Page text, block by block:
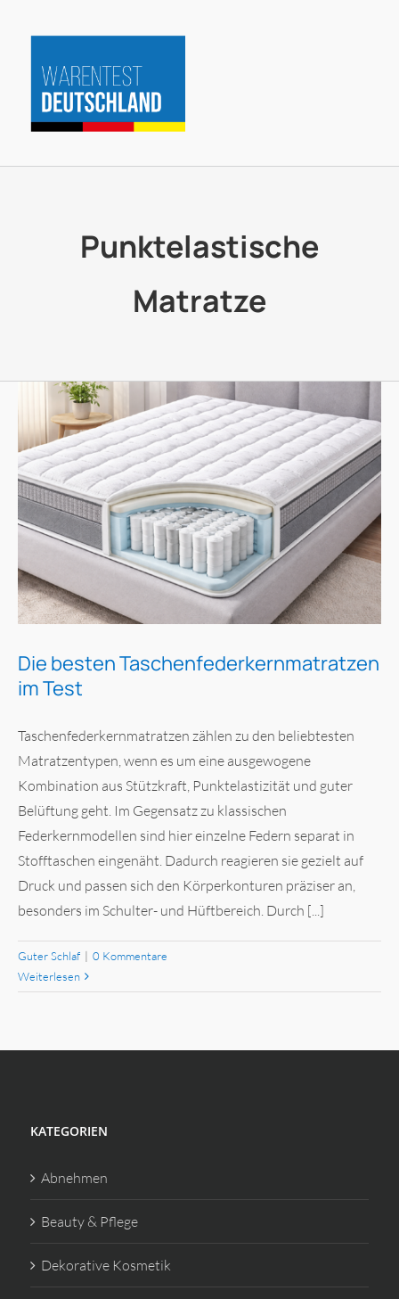
Inhalt
springen
Punktelastische
Matratze
Die besten Taschenfederkernmatratzen
im Test
Taschenfederkernmatratzen zählen zu den beliebtesten
Matratzentypen, wenn es um eine ausgewogene
Kombination aus Stützkraft, Punktelastizität und guter
Belüftung geht. Im Gegensatz zu klassischen
Federkernmodellen sind hier einzelne Federn separat in
Stofftaschen eingenäht. Dadurch reagieren sie gezielt auf
Druck und passen sich den Körperkonturen präziser an,
besonders im Schulter- und Hüftbereich. Durch [...]
Guter Schlaf | 0 Kommentare
Weiterlesen
KATEGORIEN
Abnehmen
Beauty & Pflege
Dekorative Kosmetik